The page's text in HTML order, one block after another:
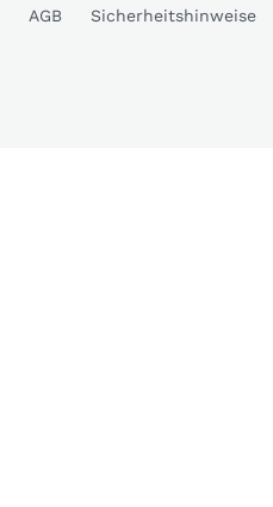
AGB
Sicherheitshinweise